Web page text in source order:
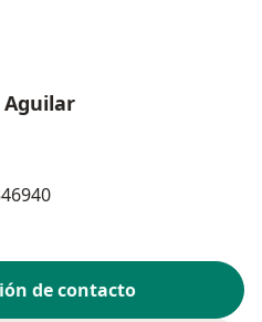
Aguilar
de contacto